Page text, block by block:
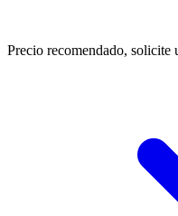
Precio recomendado, solicite